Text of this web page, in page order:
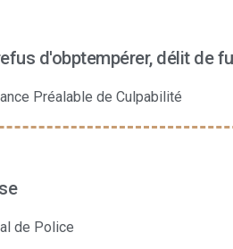
d'obptempérer, délit de
Préalable de Culpabilité
de Police